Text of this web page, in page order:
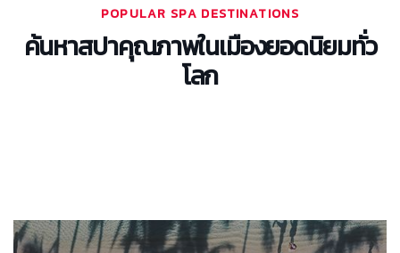
POPULAR SPA DESTINATIONS
ค้นหาสปาคุณภาพในเมืองยอดนิยมทั่ว
โลก